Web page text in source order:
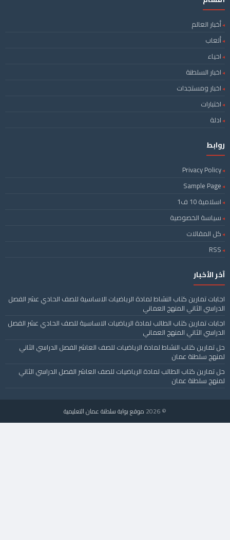
أخبار العالم
ألعاب
احياء
اخبار السلطنة
اخبار ومستجدات
اختبارات
ادلة
روابط
Privacy Policy
Sample Page
اسلامية 10 ف1
سياسة الخصوصية
كل المقالات
RSS
آخر الأخبار
اجابات تمارين كتاب النشاط لمادة الرياضيات الاساسية للصف الحادي عشر الفصل
الدراسي الثاني المنهج العماني
اجابات تمارين كتاب الطالب لمادة الرياضيات الاساسية للصف الحادي عشر الفصل
الدراسي الثاني المنهج العماني
حل تمارين كتاب النشاط لمادة الرياضيات للصف العاشر الفصل الدراسي الثاني
لمنهج سلطنة عمان
حل تمارين كتاب الطالب لمادة الرياضيات للصف العاشر الفصل الدراسي الثاني
لمنهج سلطنة عمان
© 2026 موقع بوابة سلطنة عمان التعليمية